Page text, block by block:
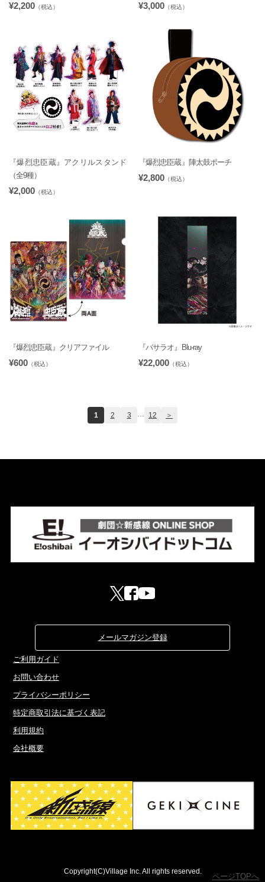
¥2,200 （税込） ¥3,000 （税込）
『爆烈忠臣蔵』アクリルスタンド
（全9種）
¥2,000 （税込）
『爆烈忠臣蔵』陣太鼓ポーチ
¥2,800 （税込）
『爆烈忠臣蔵』クリアファイル
¥600 （税込）
『バサラオ』Blu-ray
¥22,000 （税込）
1 2 3 12 ＞
メールマガジン登録
ご利用ガイド
お問い合わせ
プライバシーポリシー
特定商取引法に基づく表記
利用規約
会社概要
Copyright(C)Village Inc. All rights reserved.
ページTOPへ